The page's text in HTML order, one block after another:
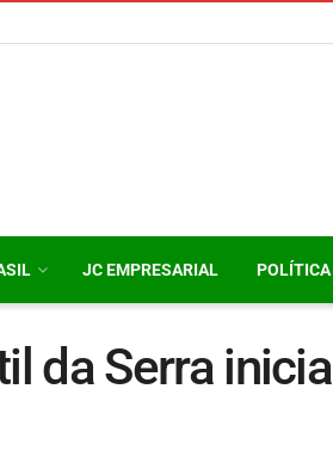
JC EMPRESARIAL POLÍTICA
da Serra inicia